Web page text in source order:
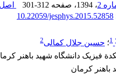
، 1394 ، صفحه 301-312
10.22059/jesphys.2015.52858
1؛ حسین جلال کمالی2
فیزیک دانشگاه شهید باهنر
باهنر کرمان